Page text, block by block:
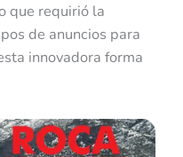
que requirió la
de anuncios para
innovadora forma